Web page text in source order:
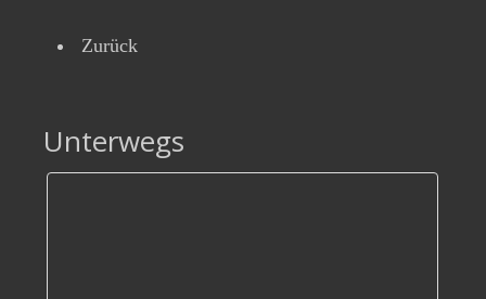
Zurück
Unterwegs